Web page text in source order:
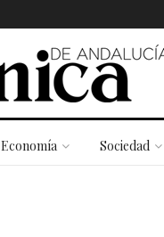
Economía Sociedad